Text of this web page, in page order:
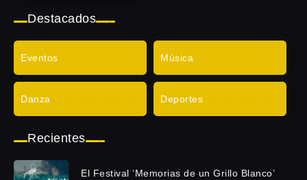
Destacados
Eventos Música
Danza Deportes
Recientes
El Festival ‘Memorias de un Grillo Blanco’